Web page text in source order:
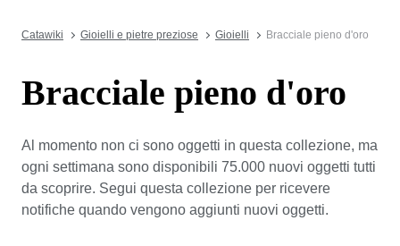
Catawiki Gioielli e pietre preziose Gioielli Bracciale pieno d'oro
Bracciale pieno d'oro
Al momento non ci sono oggetti in questa collezione, ma
ogni settimana sono disponibili 75.000 nuovi oggetti tutti
da scoprire. Segui questa collezione per ricevere
notifiche quando vengono aggiunti nuovi oggetti.